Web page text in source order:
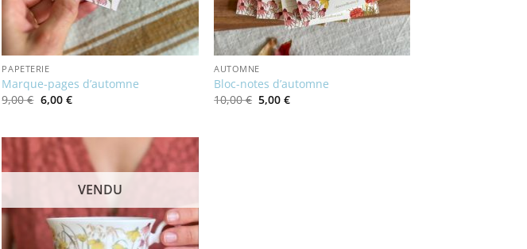
PAPETERIE
Marque-pages d’automne
9,00€ Le
prix
9,00 €.
6,00 €Le
6,00 €.
AUTOMNE
Bloc-notes d’automne
10,00€ Le
prix
5,00€Le
VENDU